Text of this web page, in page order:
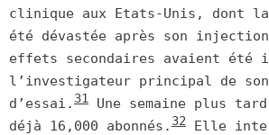
clinique aux Etats-Unis, dont
été dévastée après son
effets secondaires avaient été
l’investigateur principal de
d’essai. 31
Une semaine plus
déjà 16,000 abonnés. 32
Elle